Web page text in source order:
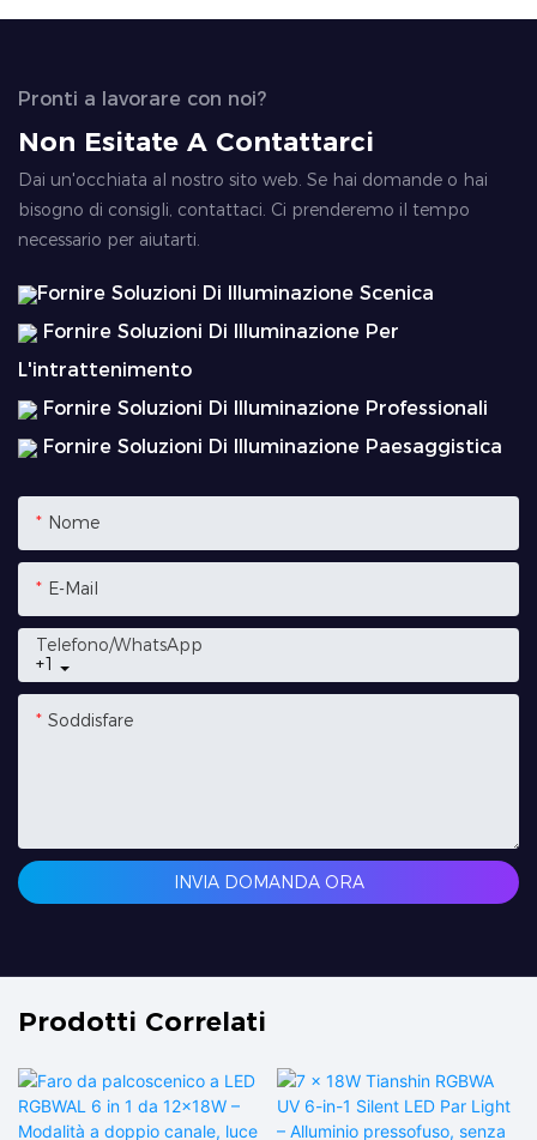
Pronti a lavorare con noi?
Non Esitate A Contattarci
Dai un'occhiata al nostro sito web. Se hai domande o hai
bisogno di consigli, contattaci. Ci prenderemo il tempo
necessario per aiutarti.
Fornire Soluzioni Di Illuminazione Scenica
Fornire Soluzioni Di Illuminazione Per
L'intrattenimento
Fornire Soluzioni Di Illuminazione Professionali
Fornire Soluzioni Di Illuminazione Paesaggistica
Nome
E-Mail
+1
Telefono/WhatsApp
Soddisfare
INVIA DOMANDA ORA
Prodotti Correlati